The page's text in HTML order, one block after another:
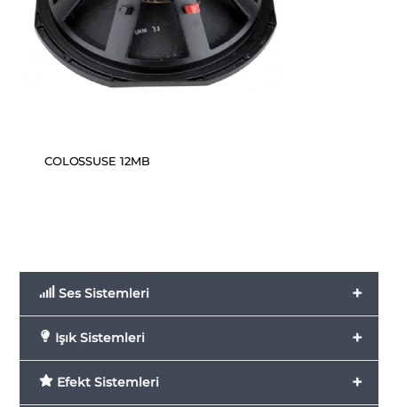
COLOSSUSE 12MB
+
Ses Sistemleri
+
Işık Sistemleri
+
Efekt Sistemleri